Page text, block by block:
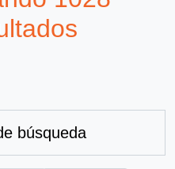
búsqueda